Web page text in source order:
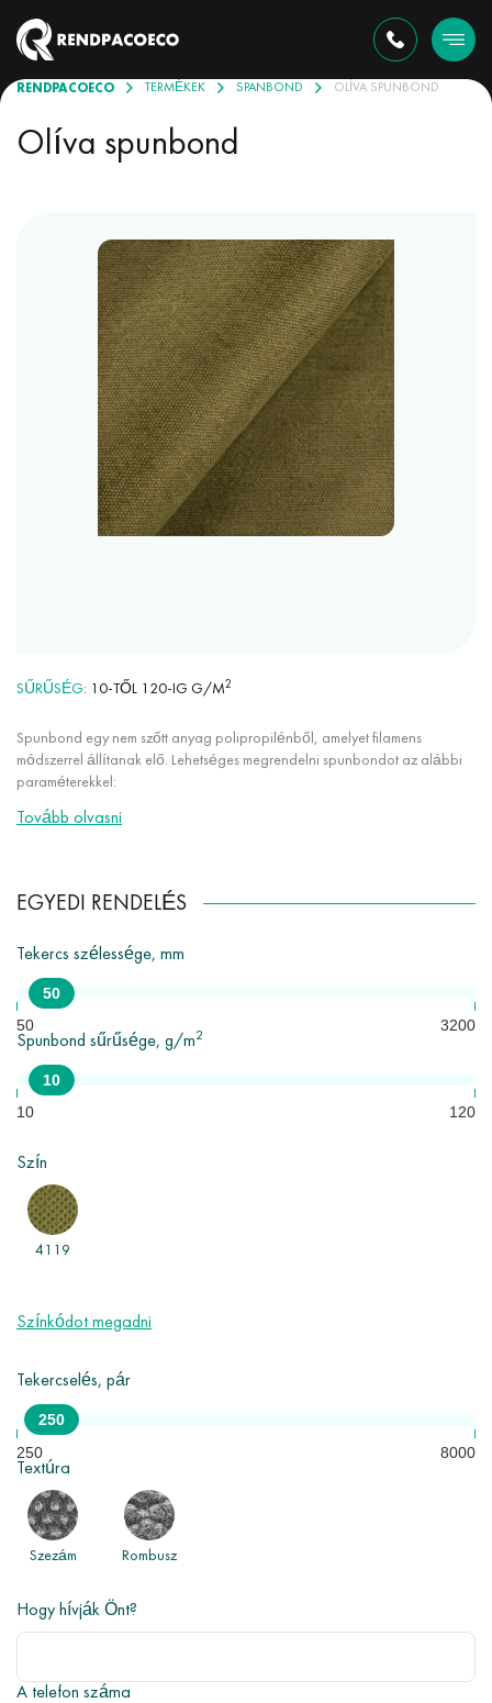
RENDPACOECO TERMÉKEK SPANBOND OLÍVA SPUNBOND
Olíva spunbond
SŰRŰSÉG 10-TŐL 120-IG G/M2
Spunbond egy nem szőtt anyag polipropilénből, amelyet filamens
módszerrel állítanak elő. Lehetséges megrendelni spunbondot az alábbi
paraméterekkel:
bármely szín a palettánkról (több mint 30 szín);
a szövet szélessége 50 mm-től 3200 mm-ig;
Továbbá van lehetőség az egyedi méretre vágásra 50 mm-től 3200 mm-
ig.
A spunbond fő felhasználási területei a gyógyászat, bútorgyártás,
mezőgazdaság, ipar, építőipar, higiéniai termékek és egyebek.
Minimális rendelés - 10 tekercs.
Tovább olvasni
EGYEDI RENDELÉS
Tekercs szélessége, mm
50
50
3200
Spunbond sűrűsége, g/m2
10
10
120
Szín
4119
Színkódot megadni
Tekercselés, pár
250
250
8000
Textúra
Szezám Rombusz
Hogy hívják Önt?
A telefon száma